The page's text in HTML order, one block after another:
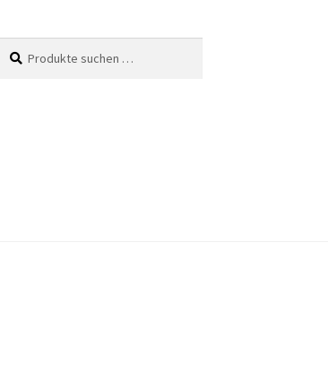
nach: